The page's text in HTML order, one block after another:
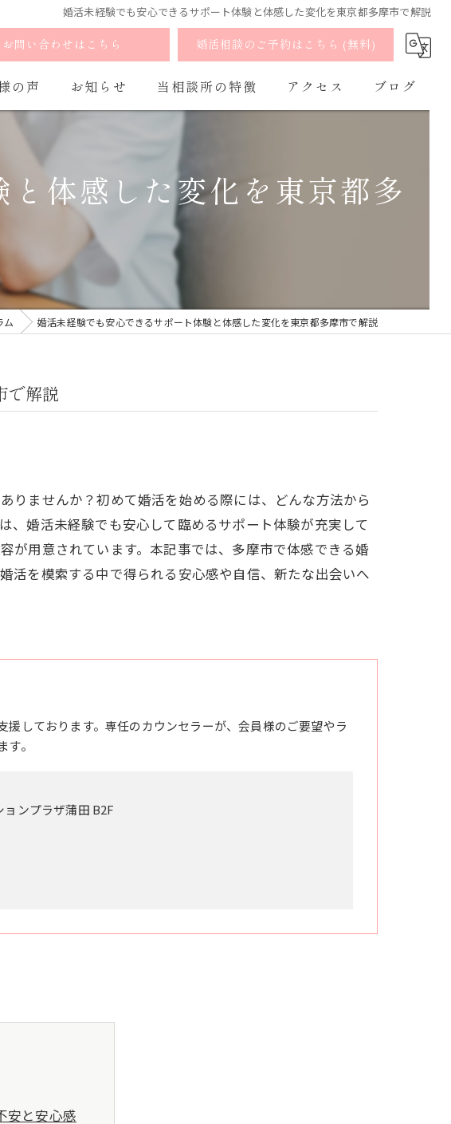
婚活未経験でも安心できるサポート体験と体感した変化を東京都多摩市で解説
お問い合わせはこちら 婚活相談のご予約はこちら (無料)
の声 お知らせ 当相談所の特徴
お見合い
マッチング
オンライン
アクセス ブログ
体感した変化を東京都多
ム 婚活未経験でも安心できるサポート体験と体感した変化を東京都多摩市で解説
で解説
りませんか？初めて婚活を始める際には、どんな方法から
、婚活未経験でも安心して臨めるサポート体験が充実して
が用意されています。本記事では、多摩市で体感できる婚
活を模索する中で得られる安心感や自信、新たな出会いへ
しております。専任のカウンセラーが、会員様のご要望やラ
。
ンプラザ蒲田 B2F
安と安心感